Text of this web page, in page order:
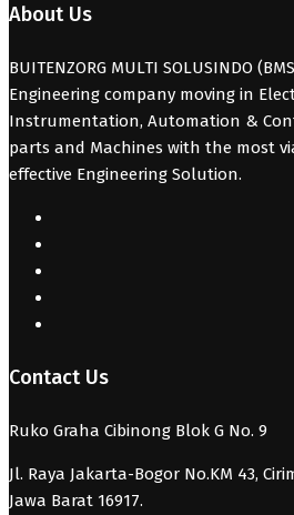
About Us
BUITENZORG MULTI SOLUSINDO
Engineering company moving in
Instrumentation, Automation &
parts and Machines with the most
effective Engineering Solution.
Contact Us
Ruko Graha Cibinong Blok G No. 9
Jl. Raya Jakarta-Bogor No.KM 43,
Jawa Barat 16917.